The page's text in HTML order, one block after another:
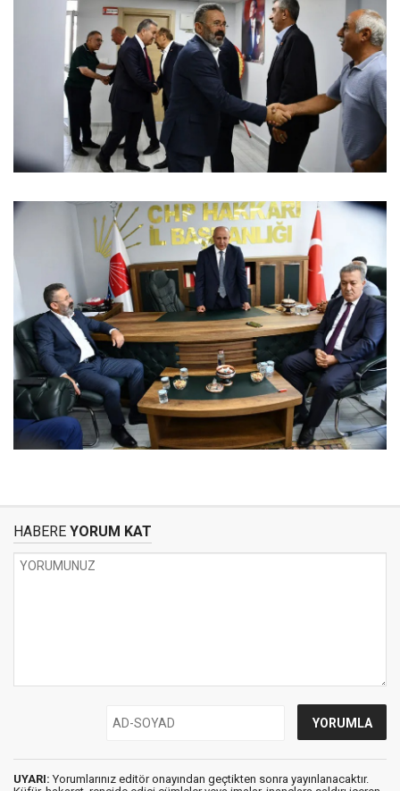
HABERE YORUM KAT
UYARI: Yorumlarınız editör onayından geçtikten sonra yayınlanacaktır.